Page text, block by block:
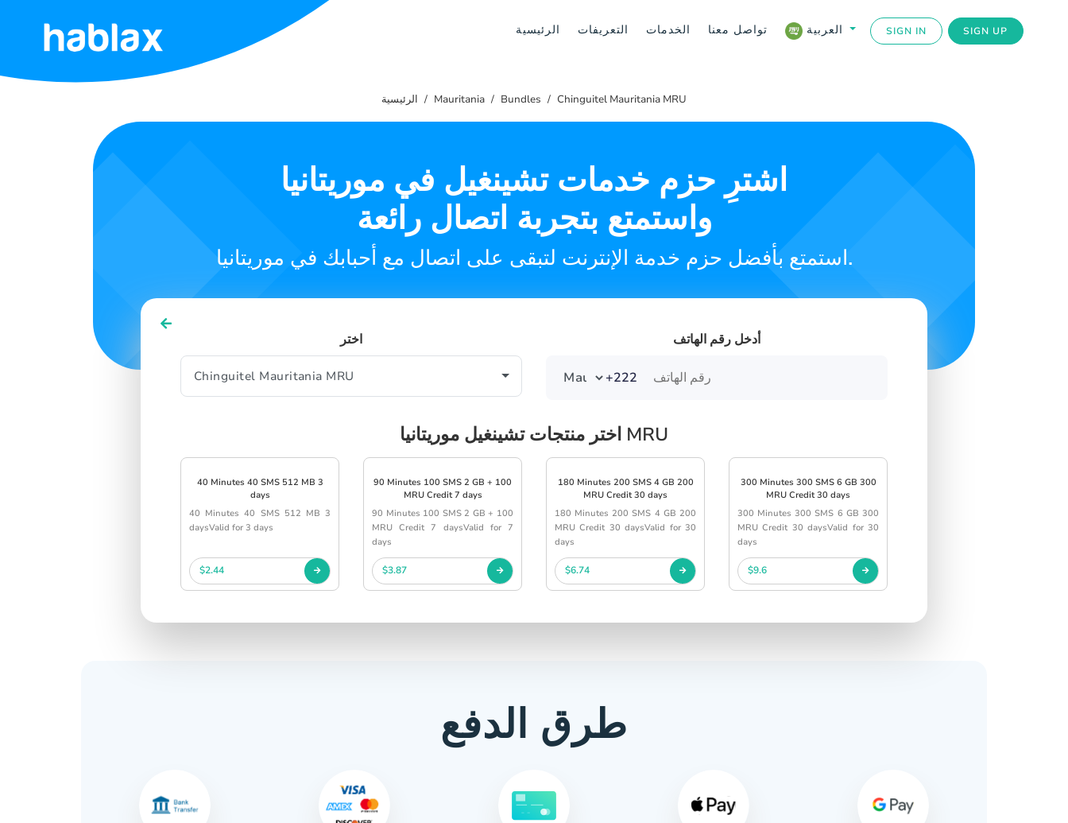
الرئيسية التعريفات الخدمات تواصل معنا SIGN IN SIGN UP
الرئيسية
الرئيسية Mauritania Bundles Chinguitel Mauritania MRU
اشترِ حزم خدمات تشينغيل في موريتانيا
واستمتع بتجربة اتصال رائعة
استمتع بأفضل حزم خدمة الإنترنت لتبقى على اتصال مع أحبابك في موريتانيا.
اختر أدخل رقم الهاتف
+222
اختر منتجات تشينغيل موريتانيا MRU
40 Minutes 40 SMS 512 MB 3
days
40 Minutes 40 SMS 512 MB 3
daysValid for 3 days
$2.44
90 Minutes 100 SMS 2 GB + 100
MRU Credit 7 days
90 Minutes 100 SMS 2 GB + 100
MRU Credit 7 daysValid for 7
days
$3.87
180 Minutes 200 SMS 4 GB 200
MRU Credit 30 days
180 Minutes 200 SMS 4 GB 200
MRU Credit 30 daysValid for 30
days
$6.74
300 Minutes 300 SMS 6 GB 300
MRU Credit 30 days
300 Minutes 300 SMS 6 GB 300
MRU Credit 30 daysValid for 30
days
$9.6
طرق الدفع